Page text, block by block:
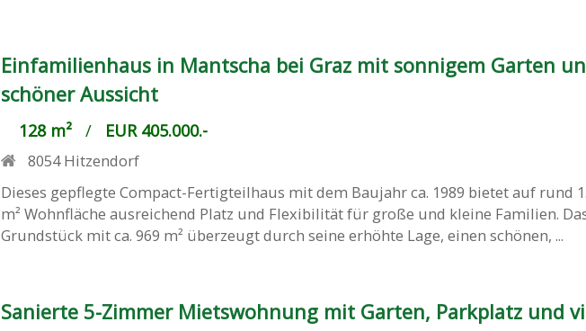
Einfamilienhaus in Mantscha bei Graz mit sonnigem Garten
schöner Aussicht
128 m²/ EUR 405.000.-
8054 Hitzendorf
Dieses gepflegte Compact-Fertigteilhaus mit dem Baujahr ca. 1989 bietet auf rund
m² Wohnfläche ausreichend Platz und Flexibilität für große und kleine Familien.
Grundstück mit ca. 969 m² überzeugt durch seine erhöhte Lage, einen schönen, ...
Sanierte 5-Zimmer Mietswohnung mit Garten, Parkplatz und